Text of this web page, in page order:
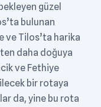
güzel
bulunan
ve Tilos’ta harika
daha doğuya
ve Fethiye
bir rotaya
da, yine bu rota